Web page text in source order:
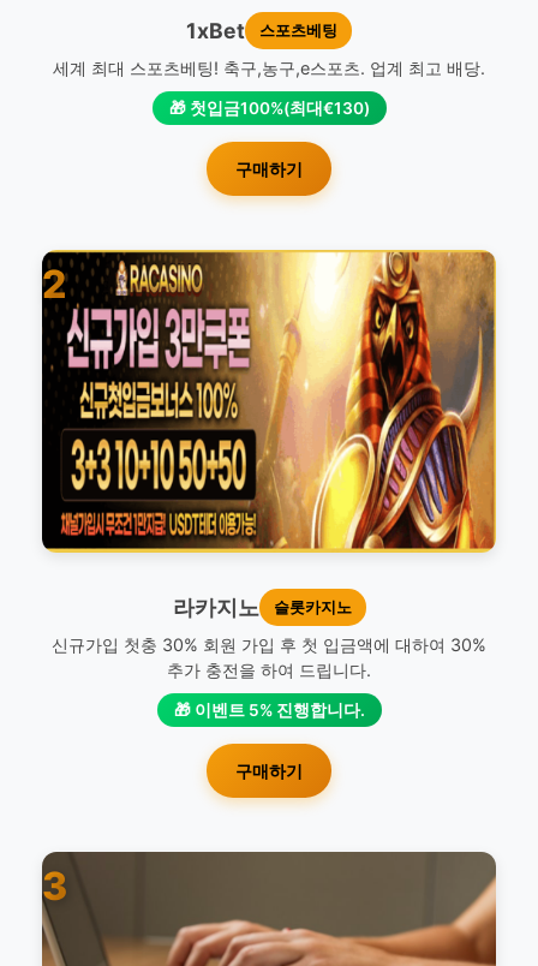
1xBet 스포츠베팅
세계 최대 스포츠베팅! 축구,농구,e스포츠. 업계 최고 배당.
🎁 첫입금100%(최대€130)
구매하기
2
라카지노 슬롯카지노
신규가입 첫충 30% 회원 가입 후 첫 입금액에 대하여 30%
추가 충전을 하여 드립니다.
🎁 이벤트 5% 진행합니다.
구매하기
3